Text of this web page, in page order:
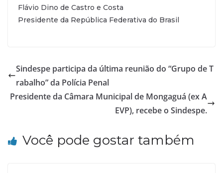
Flávio Dino de Castro e Costa
Presidente da República Federativa do Brasil
Sindespe participa da última reunião do “Grupo de T
rabalho” da Polícia Penal
Presidente da Câmara Municipal de Mongaguá (ex A
EVP), recebe o Sindespe.
Você pode gostar também